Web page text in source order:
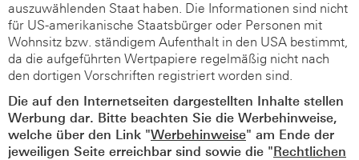
auszuwählenden Staat haben. Die Informationen sind nicht
für US-amerikanische Staatsbürger oder Personen mit
Wohnsitz bzw. ständigem Aufenthalt in den USA bestimmt,
da die aufgeführten Wertpapiere regelmäßig nicht nach
den dortigen Vorschriften registriert worden sind.
Die auf den Internetseiten dargestellten Inhalte stellen
Werbung dar. Bitte beachten Sie die Werbehinweise,
welche über den Link "Werbehinweise" am Ende der
jeweiligen Seite erreichbar sind sowie die "Rechtlichen